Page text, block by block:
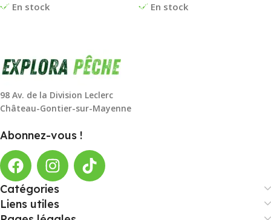
En stock En stock
98 Av. de la Division Leclerc
Château-Gontier-sur-Mayenne
Abonnez-vous !
Catégories
Liens utiles